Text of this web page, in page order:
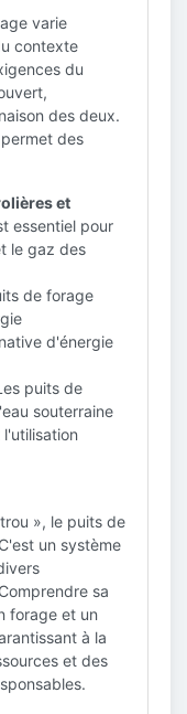
varie
contexte
du
des deux.
des
et
essentiel pour
le gaz des
de forage
d'énergie
puits de
souterraine
», le puits de
un système
sa
forage et un
à la
et des